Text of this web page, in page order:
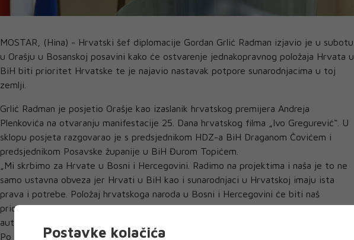
MOSTAR, (Hina) - Hrvatski šef diplomacije Gordan Grlić Radman izjavio je u subotu
u Orašju u Bosanskoj posavini kako će ostvarenje jednakopravnog položaja Hrvata u
BiH biti prioritet Hrvatske te je najavio nastavak potpore sunarodnjacima u toj
zemlji.
Grlić Radman je posjetio Orašje kao izaslanik hrvatskog premijera Andreja
Plenkovića na otvaranju manifestacije 25. Dana hrvatskog filma „Ivo Gregurević“. U
sklopu posjeta razgovarao je s predsjednikom HDZ-a BiH Draganom Čovićem i
predsjednikom Posavske županije u BiH Đurom Topićem.
„Mi skrbimo za Hrvate u Bosni i Hercegovini. Radimo na projektima i naša je to ne
samo ustavna obveza jer Hrvati u BiH kao i sunarodnjaci u Hrvatskoj imaju ista
prava i potrebe. Položaj hrvatskoga naroda u Bosni i Hercegovini će biti naš
prioritet u smislu ravnopravnosti i konstitutivnosti jer hrvatski narod u BiH je
autohtoni narod ovdje“, rekao je ministar vanjskih i europskih poslova.
Po njegovim riječima sa sugovornicima u Orašju najviše se razgovaralo o
Postavke kolačića